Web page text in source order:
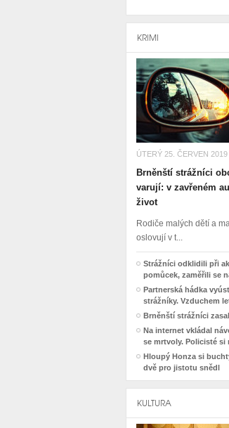
KRIMI
ÚTERÝ 25. ČERVEN
Brněnští strážníci
varují: v zavřeném
život
Rodiče malých dětí a
oslovují v t...
Strážníci odklidili při
pomůcek, zaměřili se
Partnerská hádka
strážníky. Vzduchem
Brněnští strážníci
Na internet vkládal
se mrtvoly. Policisté si
Hloupý Honza si
dvě pro jistotu snědl
KULTURA